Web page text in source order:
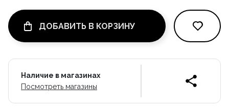
ДОБАВИТЬ В КОРЗИНУ
Наличие в магазинах
Посмотреть магазины